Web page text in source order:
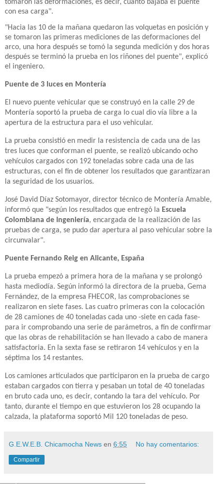
tomaron las deformaciones, es decir, cuánto bajaba el puente
con esa carga".
"Hacia las 10 de la mañana quedaron las volquetas en posición y
se tomaron las primeras mediciones de las deformaciones del
arco, una hora después se tomó la segunda medición y dos horas
después se terminó la prueba en los riñones del puente", explicó
el ingeniero.
Puente de 3 luces en Montería
El nuevo puente vehicular que se construyó en la calle 29 de
Montería soportó la prueba de carga lo cual dio vía libre a la
apertura de la estructura para el uso vehicular.
La prueba consistió en medir la resistencia de cada una de las
tres luces que conforman el puente, se realizó ubicando ocho
vehículos cargados con 192 toneladas sobre cada una de las
estructuras, con el fin de obtener los resultados que garantizaran
la seguridad de los usuarios.
José David Díaz Sotomayor, director técnico de Montería Amable,
informó que "según los resultados que entregó la Escuela
Colombiana de Ingeniería, encargada de la realización de las
pruebas de carga, se pudo dar apertura al paso vehicular sobre la
circunvalar".
Puente Fernando Reig en Alicante, España
La prueba empezó a primera hora de la mañana y se prolongó
hasta mediodía. Según informó la directora de la prueba, Gema
Fernández, de la empresa FHECOR, las comprobaciones se
realizaron en siete fases. Las cuatro primeras con la colocación
de 28 camiones de 40 toneladas cada uno -siete en cada fase-
para ir comprobando una serie de parámetros, a fin de confirmar
que las obras de rehabilitación se han llevado a cabo de manera
satisfactoria. En la sexta fase se retiraron 14 vehículos y en la
séptima los 14 restantes.
Los camiones articulados que participaron en la prueba de cargo
estaban cargados con tierra y pesaban un total de 40 toneladas
en bruto cada uno, es decir, contando la tara del vehículo. Por
tanto, durante el tiempo en que estuvieron los 28 ocupando la
calzada, la plataforma soportó Mil 120 toneladas de peso.
G.E.W.E.B. Chicamocha News en 6:55 No hay comentarios:
Compartir